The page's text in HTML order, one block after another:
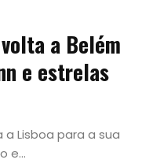
a Belém
e estrelas
a Lisboa para a sua
e...